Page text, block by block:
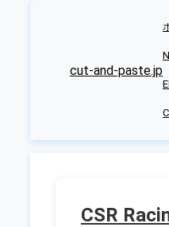
cut-and-paste.jp
CSR